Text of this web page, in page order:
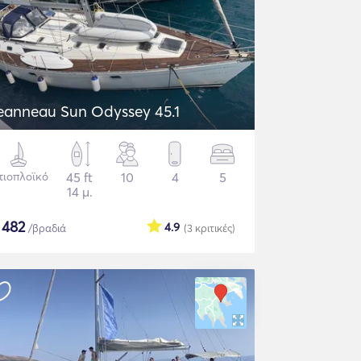
Sun Odyssey 45.1
45 ft
14 μ.
10 4 5
482/βραδιά (3 κριτικές)
4.9